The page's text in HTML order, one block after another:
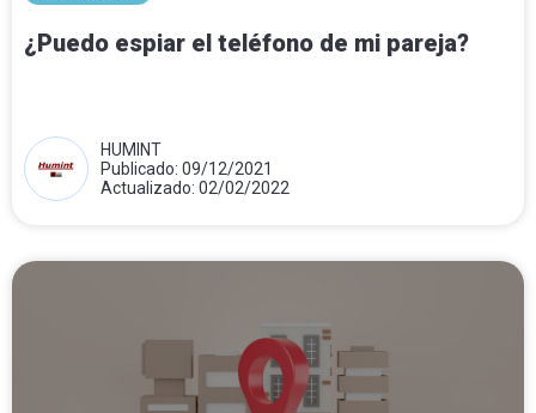
¿Puedo espiar el teléfono de mi pareja?
HUMINT
Publicado: 09/12/2021
Actualizado: 02/02/2022